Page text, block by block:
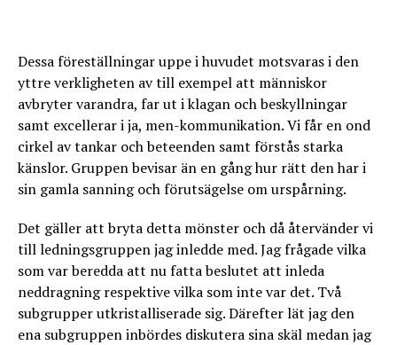
Dessa föreställningar uppe i huvudet motsvaras i den
yttre verkligheten av till exempel att människor
avbryter varandra, far ut i klagan och beskyllningar
samt excellerar i ja, men-kommunikation. Vi får en ond
cirkel av tankar och beteenden samt förstås starka
känslor. Gruppen bevisar än en gång hur rätt den har i
sin gamla sanning och förutsägelse om urspårning.
Det gäller att bryta detta mönster och då återvänder vi
till ledningsgruppen jag inledde med. Jag frågade vilka
som var beredda att nu fatta beslutet att inleda
neddragning respektive vilka som inte var det. Två
subgrupper utkristalliserade sig. Därefter lät jag den
ena subgruppen inbördes diskutera sina skäl medan jag